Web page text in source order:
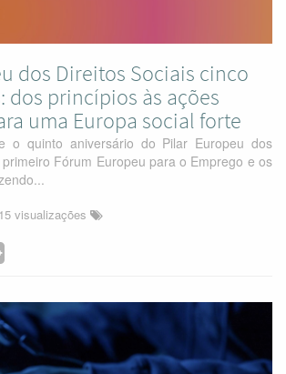
dos Direitos Sociais cinco
dos princípios às ações
uma Europa social forte
o quinto aniversário do Pilar Europeu dos
Fórum Europeu para o Emprego e os
visualizações